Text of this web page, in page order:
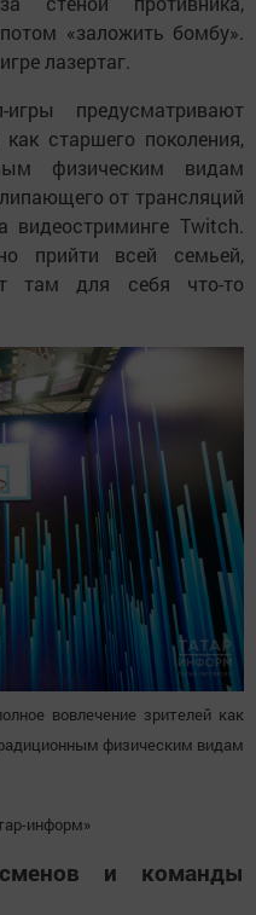
«заложить бомбу».
лазертаг.
предусматривают
старшего поколения,
физическим видам
от трансляций
видеостриминге Twitch.
прийти всей семьей,
там для себя что-то
вовлечение зрителей как
физическим видам
информ»
и команды